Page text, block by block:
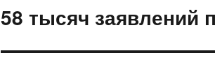
Следующая
58 тысяч заявлений